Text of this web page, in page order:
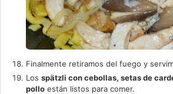
Finalmente retiramos del fuego y
Losspätzli con cebollas, setas de
pollo están listos para comer.